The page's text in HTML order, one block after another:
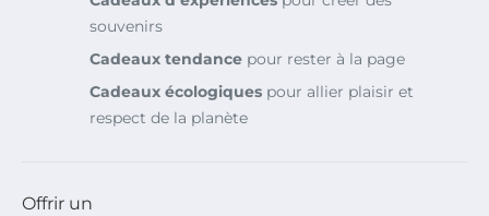
souvenirs
Cadeaux tendance pour rester à la page
Cadeaux écologiques pour allier plaisir et
respect de la planète
Offrir un